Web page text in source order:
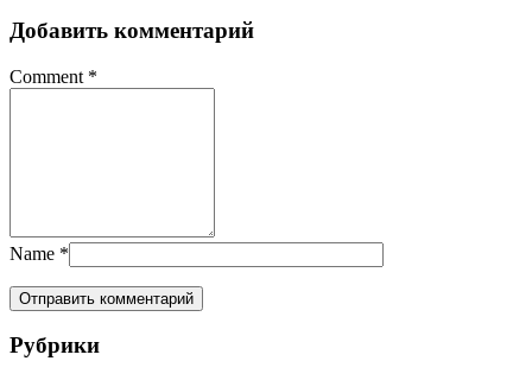
Добавить комментарий
Comment *
Name *
Рубрики